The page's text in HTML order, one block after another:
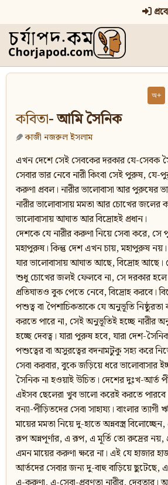
অ+
কবিতা- আমি সৈনিক
কাজী নজরুল ইসলাম
এখন দেশে সেই সেবকের দরকার যে-সেবক
সেবার ভার নেবে নারী কিংবা সেই পুরুষ, যে-
করুণা প্রবল। নারীর ভালোবাসা আর পুরুষের
নারীর ভালোবাসায় মমতা আর চোখের জলের
ভালোবাসায় আঘাত আর বিদ্রোহই প্রধান।
দেশকে যে নারীর করুণা নিয়ে সেবা করে,
মহাপুরুষ। কিন্তু দেশ এখন চায়, মহাপুরুষ
যার ভালোবাসায় আঘাত আছে, বিদ্রোহ আছে।
শুধু চোখের জলই ফেলবে না, সে দরকার
প্রতিঘাতও বুক পেতে নেবে, বিদ্রোহ করবে।
পশুত্ব বা পৈশাচিকতাকে যে অনুভূতি
করতে পারে না, সেই অনুভূতিই হচ্ছে নারীর
হচ্ছে দেবত্ব। যারা পুরুষ হবে, যারা দেশ-
পশুত্বের বা অসুরত্বের বদনামটুকু সহ্য করে
সেবা করবার, বুকে জড়িয়ে ধরে ভালোবাসার
সৈনিক না হওয়াই উচিত। দেশের দুঃখ-আর্ত
এইসব ছেলেরা খুব ভালো করেই করতে
বন্যা-পীড়িতদের সেবা সাহায্য। বাংলার
মায়ের মমতা নিয়ে দু-হাতে অন্নবস্ত্র
রূপ অন্নপূর্ণার, এ রূপ, এ মূর্তি তো রুদ্রের নয়,
এমন মায়ের করুণা ক্ষরে না। এই যে হাজার
আর্তদের সেবার জন্য দু-বাহু বাড়িয়ে ছুটেছে,